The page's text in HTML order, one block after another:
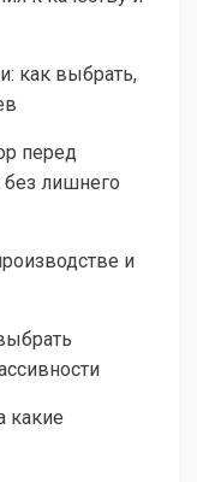
как выбрать,
перед
без лишнего
и
какие